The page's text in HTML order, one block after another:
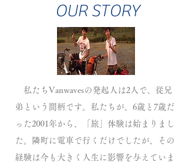
OUR STORY
私たちVanwavesの発起人は2人で、従兄
弟という間柄です。私たちが、6歳と7歳だ
った2001年から、「旅」体験は始まりまし
た。隣町に電車で行くだけでしたが、その
経験は今も大きく人生に影響を与えていま